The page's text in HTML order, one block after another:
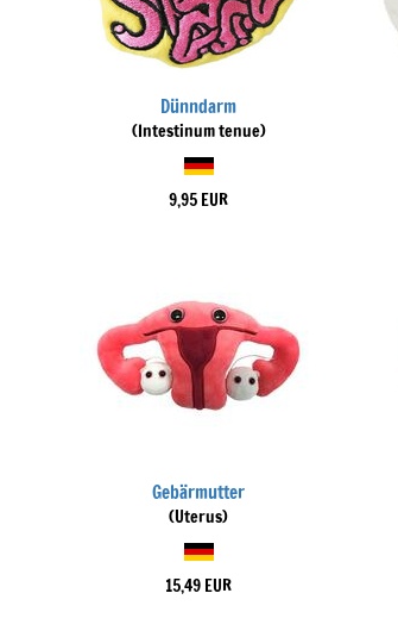
Dünndarm
(Intestinum tenue)
9,95 EUR
Gebärmutter
(Uterus)
15,49 EUR